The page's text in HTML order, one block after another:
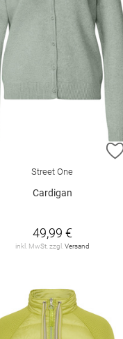
Street One
Cardigan
49,99 €
inkl. MwSt. zzgl. Versand